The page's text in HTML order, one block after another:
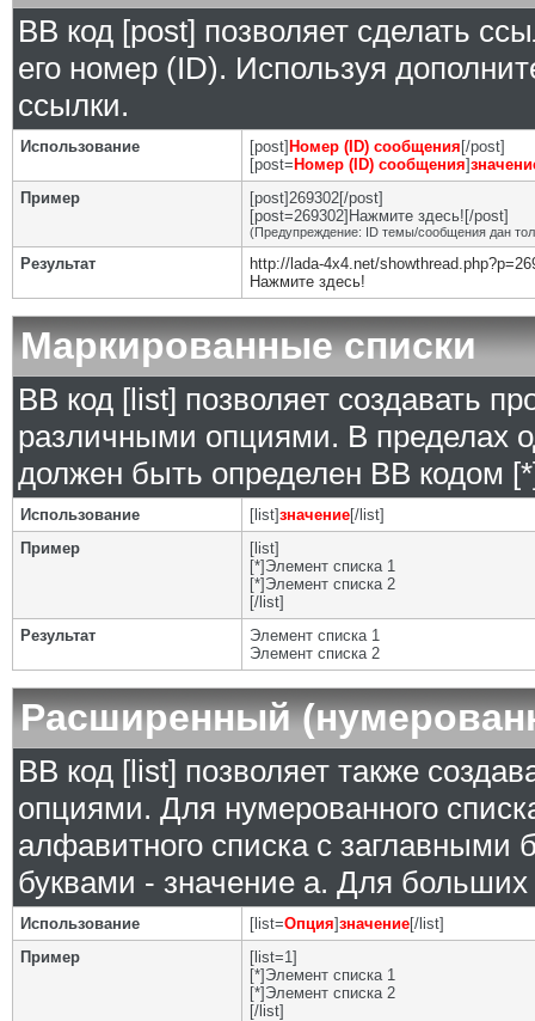
BB код [post] позволяет сделать
его номер (ID). Используя
ссылки.
Использование [post] Номер (ID) сообщения [/post]
[post= Номер (ID) сообщения]
Пример
[post]269302[/post]
[post=269302]Нажмите здесь![/post]
(Предупреждение: ID темы/сообщения дан
Результат
http://lada-4x4.net/
Нажмите здесь!
Маркированные списки
BB код [list] позволяет создавать
различными опциями. В пределах
должен быть определен BB кодом
Использование [list]значение[/list]
Пример
[list]
[*]Элемент списка 1
[*]Элемент списка 2
[/list]
Результат
Элемент списка 1
Элемент списка 2
Расширенный
BB код [list] позволяет также
опциями. Для нумерованного
алфавитного списка с
буквами - значение а. Для
Использование [list=Опция]значение[/list]
Пример
[list=1]
[*]Элемент списка 1
[*]Элемент списка 2
[/list]